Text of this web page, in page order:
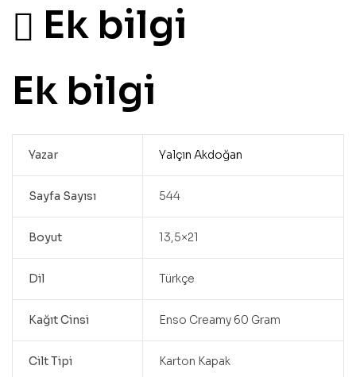
Ek bilgi
Ek bilgi
Yazar Yalçın Akdoğan
Sayfa Sayısı 544
Boyut 13,5×21
Dil Türkçe
Kağıt Cinsi Enso Creamy 60 Gram
Cilt Tipi Karton Kapak